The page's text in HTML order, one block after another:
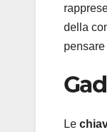
della
Le